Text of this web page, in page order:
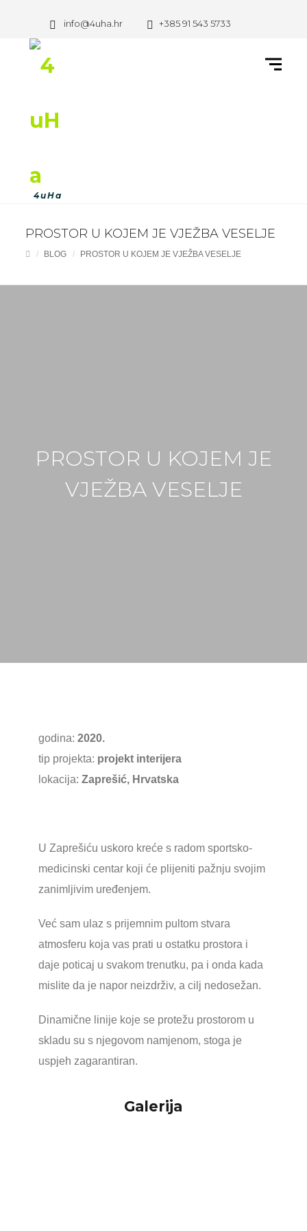
info@4uha.hr +385 91 543 5733
PROSTOR U KOJEM JE VJEŽBA VESELJE
BLOG PROSTOR U KOJEM JE VJEŽBA VESELJE
PROSTOR U KOJEM JE
VJEŽBA VESELJE
godina:2020.
tip projekta: projekt interijera
lokacija:Zaprešić, Hrvatska
U Zaprešiću uskoro kreće s radom sportsko-
medicinski centar koji će plijeniti pažnju svojim
zanimljivim uređenjem.
Već sam ulaz s prijemnim pultom stvara
atmosferu koja vas prati u ostatku prostora i
daje poticaj u svakom trenutku, pa i onda kada
mislite da je napor neizdrživ, a cilj nedosežan.
Dinamične linije koje se protežu prostorom u
skladu su s njegovom namjenom, stoga je
uspjeh zagarantiran.
Galerija